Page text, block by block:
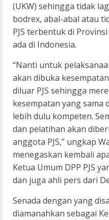
(UKW) sehingga tidak
bodrex, abal-abal atau
PJS terbentuk di
ada di Indonesia.
“Nanti untuk
akan dibuka
diluar PJS sehingga
kesempatan yang sama
lebih dulu kompeten.
dan pelatihan akan
anggota PJS,” ungkap
menegaskan kembali
Ketua Umum DPP PJS
dan juga ahli pers dari
Senada dengan yang
diamanahkan sebagai